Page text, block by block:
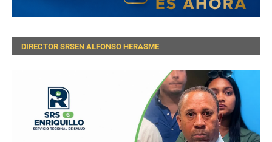
DIRECTOR SRSEN ALFONSO HERASME